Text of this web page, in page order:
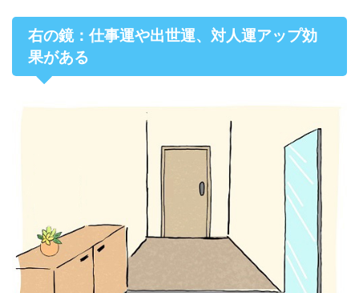
右の鏡：仕事運や出世運、対人運アップ効
果がある